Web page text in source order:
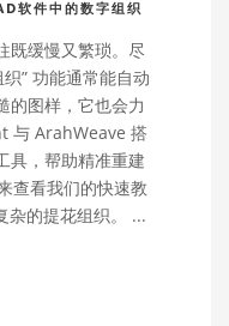
软件中的数字组织
既缓慢又繁琐。尽
” 功能通常能自动
的图样，它也会力
与 ArahWeave 搭
具，帮助精准重建
查看我们的快速教
杂的提花组织。 ...